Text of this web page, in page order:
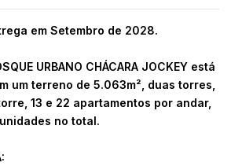
em Setembro de 2028.
URBANO CHÁCARA JOCKEY está
um terreno de 5.063m², duas torres,
13 e 22 apartamentos por andar,
no total.